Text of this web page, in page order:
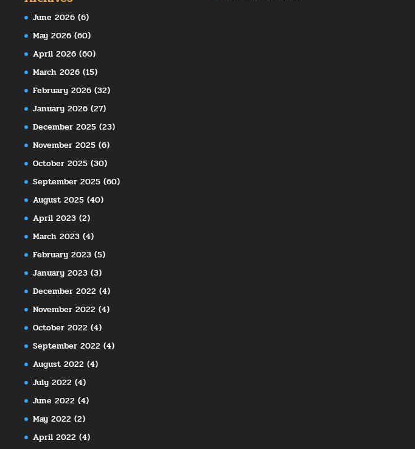
June 2026(6)
May 2026(60)
April 2026(60)
March 2026(15)
February 2026(32)
January 2026(27)
December 2025(23)
November 2025(6)
October 2025(30)
September 2025(60)
August 2025(40)
April 2023(2)
March 2023(4)
February 2023(5)
January 2023(3)
December 2022 (4)
November 2022 (4)
October 2022 (4)
September 2022 (4)
August 2022 (4)
July 2022 (4)
June 2022 (4)
May 2022 (2)
April 2022 (4)